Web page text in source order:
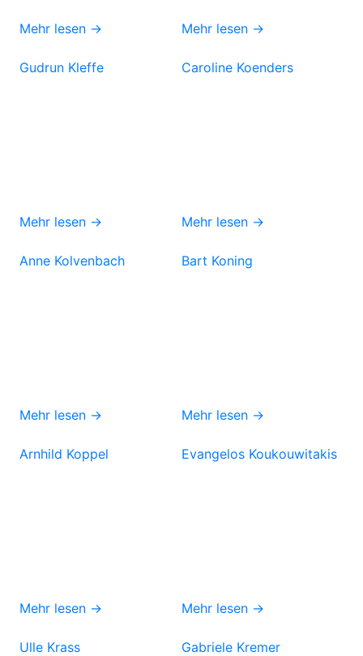
Mehr lesen → Mehr lesen →
Gudrun Kleffe
Mehr lesen →
Caroline Koenders
Mehr lesen →
Anne Kolvenbach
Mehr lesen →
Bart Koning
Mehr lesen →
Arnhild Koppel
Mehr lesen →
Evangelos Koukouwitakis
Mehr lesen →
Ulle Krass Gabriele Kremer